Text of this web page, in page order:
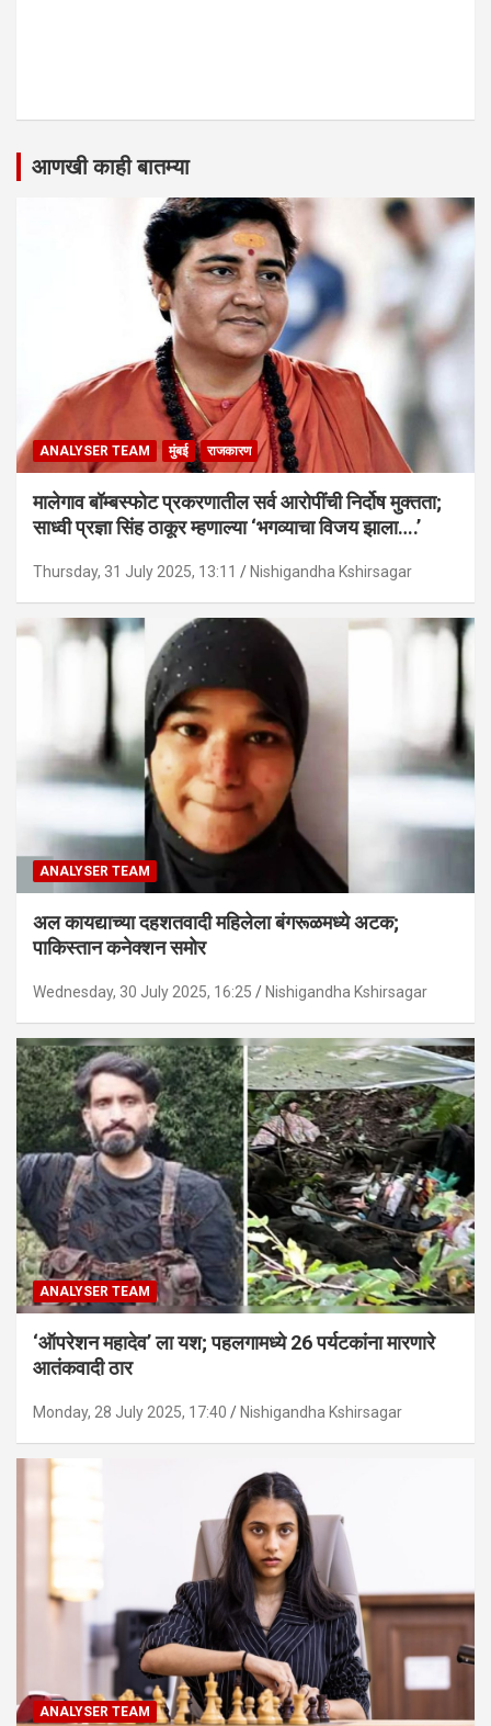
आणखी काही बातम्या
ANALYSER TEAM मुंबई राजकारण
मालेगाव बॉम्बस्फोट प्रकरणातील सर्व आरोपींची निर्दोष मुक्तता;
साध्वी प्रज्ञा सिंह ठाकूर म्हणाल्या ‘भगव्याचा विजय झाला….’
Thursday, 31 July 2025, 13:11 Nishigandha Kshirsagar
ANALYSER TEAM
अल कायद्याच्या दहशतवादी महिलेला बंगरूळमध्ये अटक;
पाकिस्तान कनेक्शन समोर
Wednesday, 30 July 2025, 16:25 Nishigandha Kshirsagar
ANALYSER TEAM
‘ऑपरेशन महादेव’ ला यश; पहलगामध्ये 26 पर्यटकांना मारणारे
आतंकवादी ठार
Monday, 28 July 2025, 17:40 Nishigandha Kshirsagar
ANALYSER TEAM